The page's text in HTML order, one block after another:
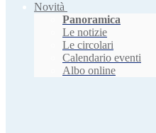
Novità
Panoramica
Le notizie
Le circolari
Calendario eventi
Albo online